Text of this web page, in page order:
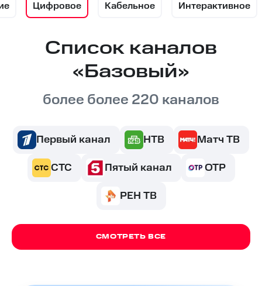
Цифровое Кабельное Интерактивное
Список каналов
«Базовый»
более более 220 каналов
Первый канал НТВ Матч ТВ
СТС Пятый канал ОТР
РЕН ТВ
СМОТРЕТЬ ВСЕ